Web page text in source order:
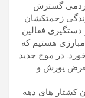
گسترش
زحمتکشان
فعالین
هستیم که
در موج جدید
معرض یورش و
کشتار های دهه